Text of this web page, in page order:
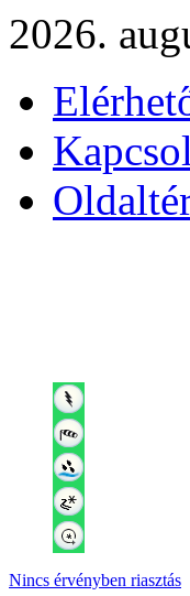
2026.
Nincs érvényben riasztás